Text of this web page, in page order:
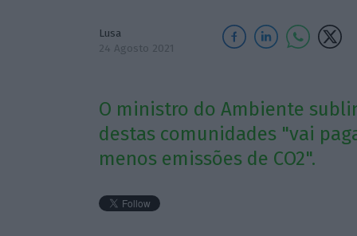
Lusa
24 Agosto 2021
O ministro do Ambiente
destas comunidades "vai
menos emissões de CO2".